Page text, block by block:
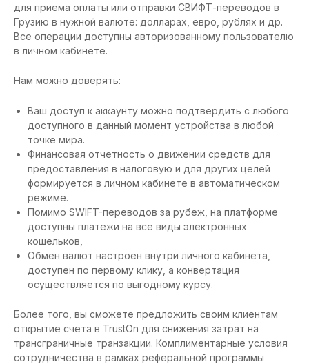
для приема оплаты или отправки СВИФТ-переводов в
Грузию в нужной валюте: долларах, евро, рублях и др.
Все операции доступны авторизованному пользователю
в личном кабинете.
Нам можно доверять:
Ваш доступ к аккаунту можно подтвердить с любого
доступного в данный момент устройства в любой
точке мира.
Финансовая отчетность о движении средств для
предоставления в налоговую и для других целей
формируется в личном кабинете в автоматическом
режиме.
Помимо SWIFT-переводов за рубеж, на платформе
доступны платежи на все виды электронных
кошельков,
Обмен валют настроен внутри личного кабинета,
доступен по первому клику, а конвертация
осуществляется по выгодному курсу.
Более того, вы сможете предложить своим клиентам
открытие счета в TrustOn для снижения затрат на
трансграничные транзакции. Комплиментарные условия
сотрудничества в рамках реферальной программы